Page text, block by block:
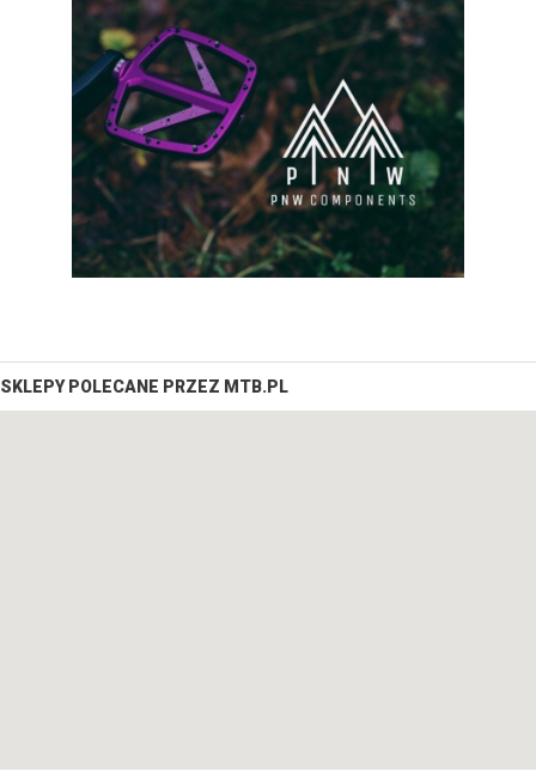
SKLEPY POLECANE PRZEZ MTB.PL